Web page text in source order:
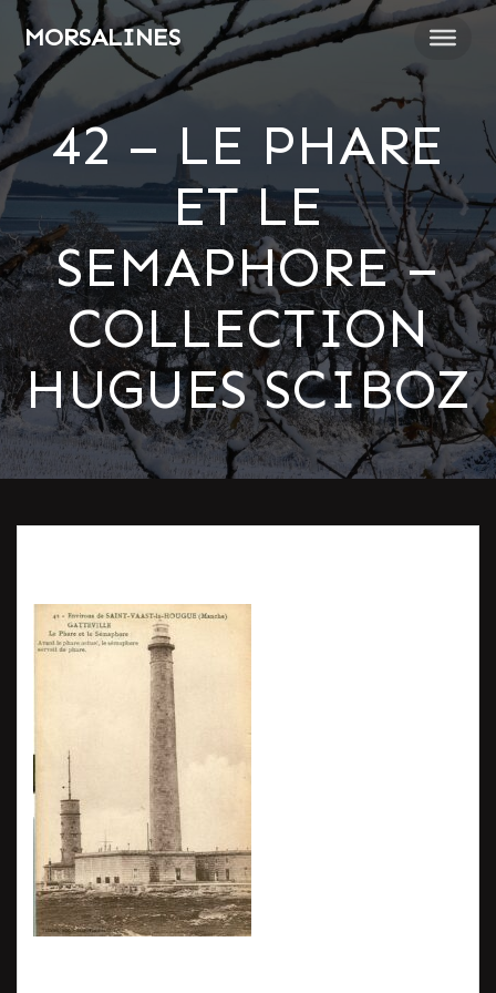
Passer
au
contenu
MORSALINES
42 – LE PHARE
ET LE
SEMAPHORE –
COLLECTION
HUGUES SCIBOZ